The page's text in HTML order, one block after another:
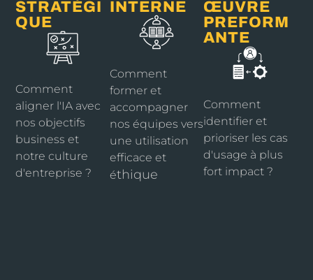
STRATÉGI
QUE
Comment
aligner l'IA avec
nos objectifs
business et
notre culture
d'entreprise ?
INTERNE
Comment
former et
accompagner
nos équipes vers
une utilisation
efficace et
éthique
ŒUVRE
PREFORM
ANTE
Comment
identifier et
prioriser les cas
d'usage à plus
fort impact ?